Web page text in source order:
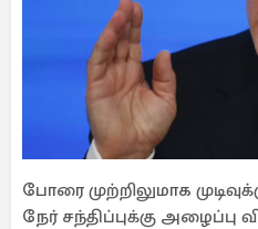
போரை முற்றிலுமாக
நேர் சந்திப்புக்கு அழைப்பு